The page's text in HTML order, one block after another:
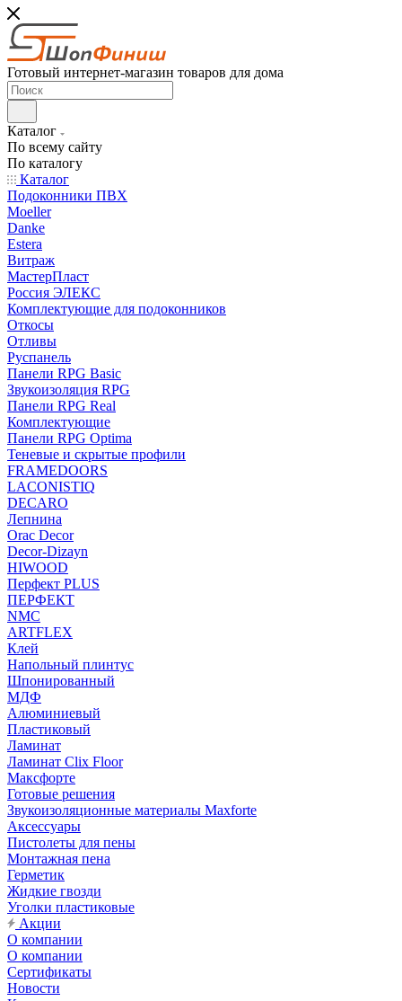
Готовый интернет-магазин товаров для дома
Каталог
По всему сайту
По каталогу
Каталог
Подоконники ПВХ
Moeller
Danke
Estera
Витраж
МастерПласт
Россия ЭЛЕКС
Комплектующие для подоконников
Откосы
Отливы
Руспанель
Панели RPG Basic
Звукоизоляция RPG
Панели RPG Real
Комплектующие
Панели RPG Optima
Теневые и скрытые профили
FRAMEDOORS
LACONISTIQ
DECARO
Лепнина
Orac Decor
Decor-Dizayn
HIWOOD
Перфект PLUS
ПЕРФЕКТ
NMC
ARTFLEX
Клей
Напольный плинтус
Шпонированный
МДФ
Алюминиевый
Пластиковый
Ламинат
Ламинат Clix Floor
Максфорте
Готовые решения
Звукоизоляционные материалы Maxforte
Аксессуары
Пистолеты для пены
Монтажная пена
Герметик
Жидкие гвозди
Уголки пластиковые
Акции
О компании
О компании
Сертификаты
Новости